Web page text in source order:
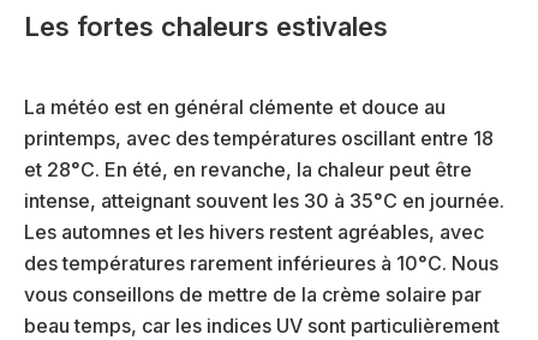
Les fortes chaleurs estivales
La météo est en général clémente et douce au
printemps, avec des températures oscillant entre 18
et 28°C. En été, en revanche, la chaleur peut être
intense, atteignant souvent les 30 à 35°C en journée.
Les automnes et les hivers restent agréables, avec
des températures rarement inférieures à 10°C. Nous
vous conseillons de mettre de la crème solaire par
beau temps, car les indices UV sont particulièrement